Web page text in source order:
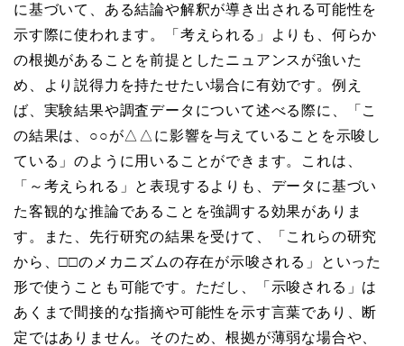
に基づいて、ある結論や解釈が導き出される可能性を
示す際に使われます。「考えられる」よりも、何らか
の根拠があることを前提としたニュアンスが強いた
め、より説得力を持たせたい場合に有効です。例え
ば、実験結果や調査データについて述べる際に、「こ
の結果は、○○が△△に影響を与えていることを示唆し
ている」のように用いることができます。これは、
「～考えられる」と表現するよりも、データに基づい
た客観的な推論であることを強調する効果がありま
す。また、先行研究の結果を受けて、「これらの研究
から、□□のメカニズムの存在が示唆される」といった
形で使うことも可能です。ただし、「示唆される」は
あくまで間接的な指摘や可能性を示す言葉であり、断
定ではありません。そのため、根拠が薄弱な場合や、